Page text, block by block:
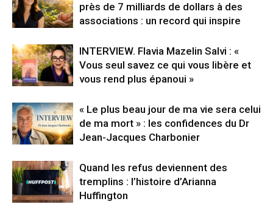
près de 7 milliards de dollars à des
associations : un record qui inspire
INTERVIEW. Flavia Mazelin Salvi : «
Vous seul savez ce qui vous libère et
vous rend plus épanoui »
« Le plus beau jour de ma vie sera celui
de ma mort » : les confidences du Dr
Jean-Jacques Charbonier
Quand les refus deviennent des
tremplins : l’histoire d’Arianna
Huffington